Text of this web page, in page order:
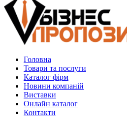
Головна
Товари та послуги
Каталог фірм
Новини компаній
Виставки
Онлайн каталог
Контакти